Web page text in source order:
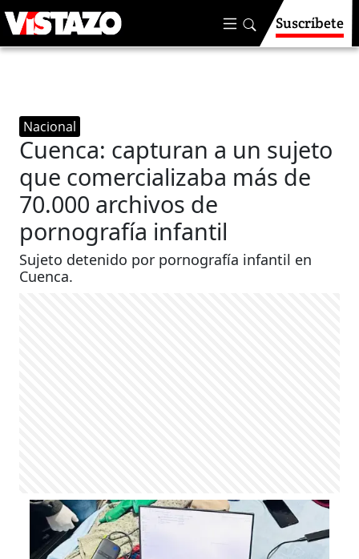
Suscríbete
Nacional
Cuenca: capturan a un sujeto
que comercializaba más de
70.000 archivos de
pornografía infantil
Sujeto detenido por pornografía infantil en
Cuenca.